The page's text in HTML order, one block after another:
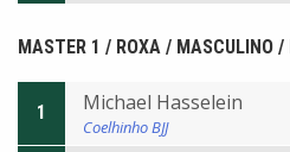
MASTER 1 / ROXA / MASCULINO /
1 Michael Hasselein
Coelhinho BJJ